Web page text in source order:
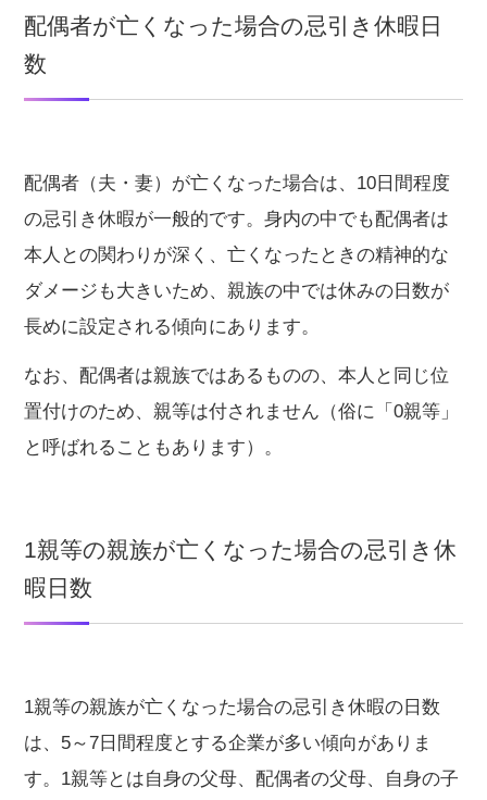
配偶者が亡くなった場合の忌引き休暇日
数
配偶者（夫・妻）が亡くなった場合は、10日間程度
の忌引き休暇が一般的です。身内の中でも配偶者は
本人との関わりが深く、亡くなったときの精神的な
ダメージも大きいため、親族の中では休みの日数が
長めに設定される傾向にあります。
なお、配偶者は親族ではあるものの、本人と同じ位
置付けのため、親等は付されません（俗に「0親等」
と呼ばれることもあります）。
1親等の親族が亡くなった場合の忌引き休
暇日数
1親等の親族が亡くなった場合の忌引き休暇の日数
は、5～7日間程度とする企業が多い傾向がありま
す。1親等とは自身の父母、配偶者の父母、自身の子